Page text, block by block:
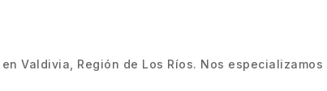
Valdivia, Región de Los Ríos. Nos